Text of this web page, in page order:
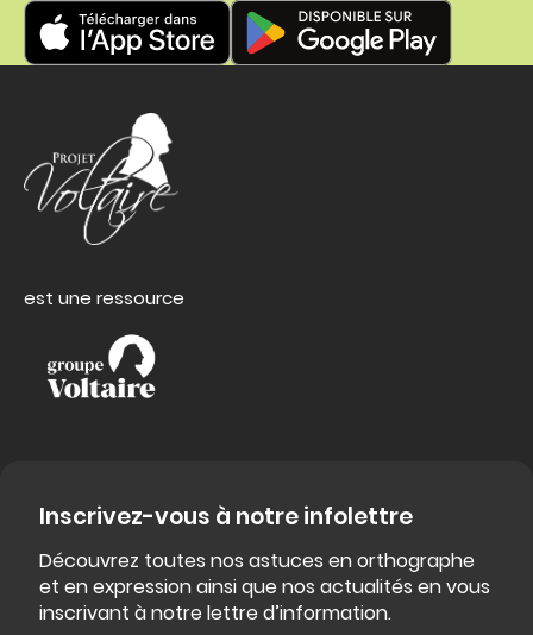
est une ressource
Inscrivez-vous à notre infolettre
Découvrez toutes nos astuces en orthographe
et en expression ainsi que nos actualités en vous
inscrivant à notre lettre d’information.